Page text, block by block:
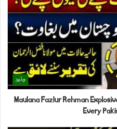
ویڈیوز
Maulana Fazlur Rehman
Every